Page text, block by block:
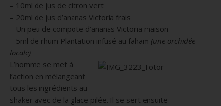
– 10ml de jus de citron vert
– 20ml de jus d’ananas Victoria frais
– Un peu de compote d’ananas Victoria maison
– 5ml de rhum Plantation infusé au faham (une orchidée
locale)
L’homme se met à
l’action en mélangeant
tous les ingrédients au
shaker avec de la glace pilée. Il se sert ensuite